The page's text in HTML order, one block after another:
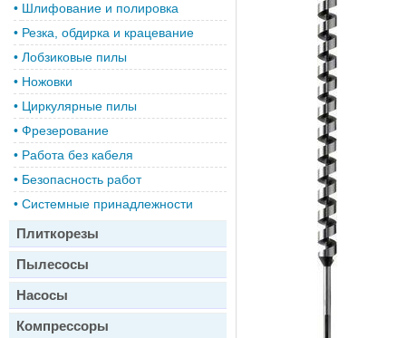
• Шлифование и полировка
• Резка, обдирка и крацевание
• Лобзиковые пилы
• Ножовки
• Циркулярные пилы
• Фрезерование
• Работа без кабеля
• Безопасность работ
• Системные принадлежности
Плиткорезы
Пылесосы
Насосы
Компрессоры